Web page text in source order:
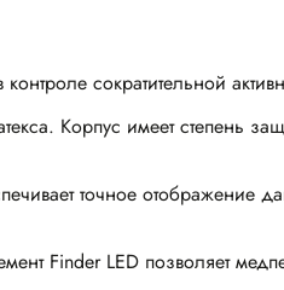
сократительной
Корпус имеет степень
точное отображение
Finder LED позволяет